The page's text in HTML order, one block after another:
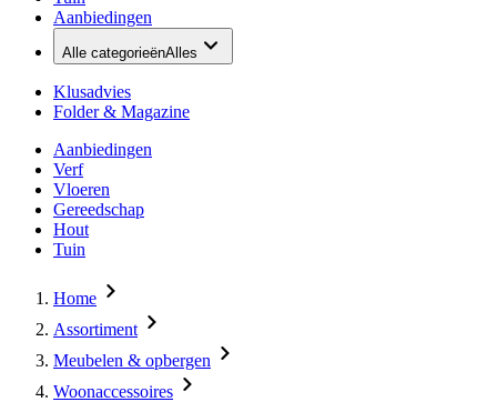
Aanbiedingen
Alle categorieënAlles
Klusadvies
Folder & Magazine
Aanbiedingen
Verf
Vloeren
Gereedschap
Hout
Tuin
Home
Assortiment
Meubelen & opbergen
Woonaccessoires